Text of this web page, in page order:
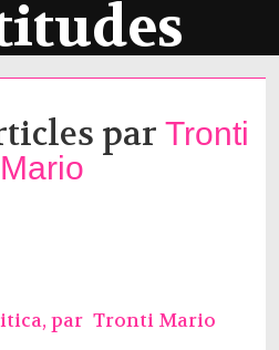
parTronti
Mario
par Tronti Mario